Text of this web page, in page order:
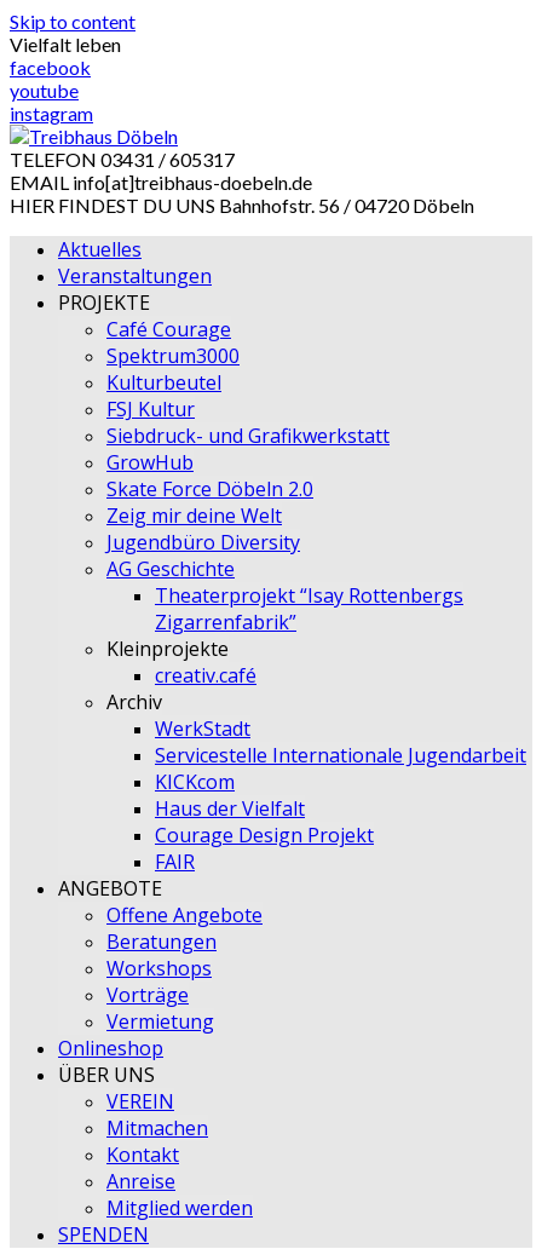
Skip to content
Vielfalt leben
facebook
youtube
instagram
TELEFON 03431 / 605317
EMAIL info[at]treibhaus-doebeln.de
HIER FINDEST DU UNS Bahnhofstr. 56 / 04720 Döbeln
Aktuelles
Veranstaltungen
PROJEKTE
Café Courage
Spektrum3000
Kulturbeutel
FSJ Kultur
Siebdruck- und Grafikwerkstatt
GrowHub
Skate Force Döbeln 2.0
Zeig mir deine Welt
Jugendbüro Diversity
AG Geschichte
Theaterprojekt “Isay Rottenbergs
Zigarrenfabrik”
Kleinprojekte
creativ.café
Archiv
WerkStadt
Servicestelle Internationale Jugendarbeit
KICKcom
Haus der Vielfalt
Courage Design Projekt
FAIR
ANGEBOTE
Offene Angebote
Beratungen
Workshops
Vorträge
Vermietung
Onlineshop
ÜBER UNS
VEREIN
Mitmachen
Kontakt
Anreise
Mitglied werden
SPENDEN